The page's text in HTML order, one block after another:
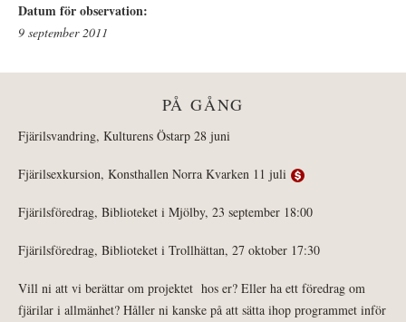
Datum för observation:
9 september 2011
PÅ GÅNG
Fjärilsvandring, Kulturens Östarp 28 juni
Fjärilsexkursion, Konsthallen Norra Kvarken 11 juli
Fjärilsföredrag, Biblioteket i Mjölby, 23 september 18:00
Fjärilsföredrag, Biblioteket i Trollhättan, 27 oktober 17:30
Vill ni att vi berättar om projektet hos er? Eller ha ett föredrag om
fjärilar i allmänhet? Håller ni kanske på att sätta ihop programmet inför